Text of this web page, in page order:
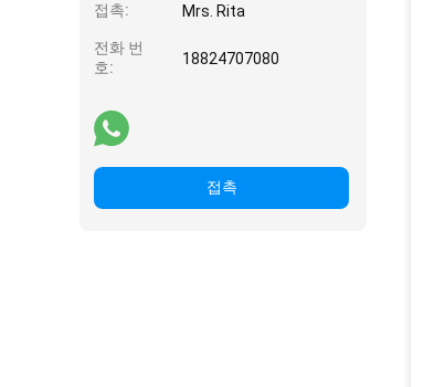
접촉: Mrs. Rita
전화 번
호:
18824707080
접촉